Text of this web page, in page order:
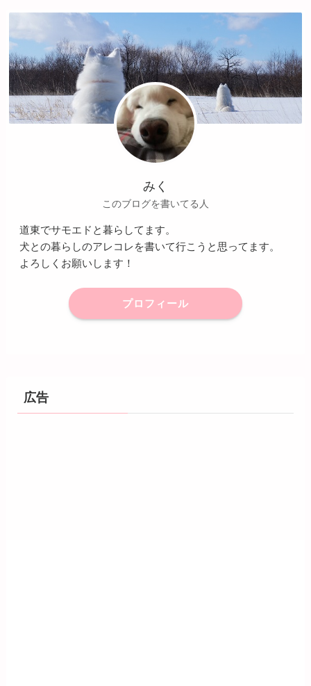
みく
このブログを書いてる人
道東でサモエドと暮らしてます。
犬との暮らしのアレコレを書いて行こうと思ってます。
よろしくお願いします！
プロフィール
広告